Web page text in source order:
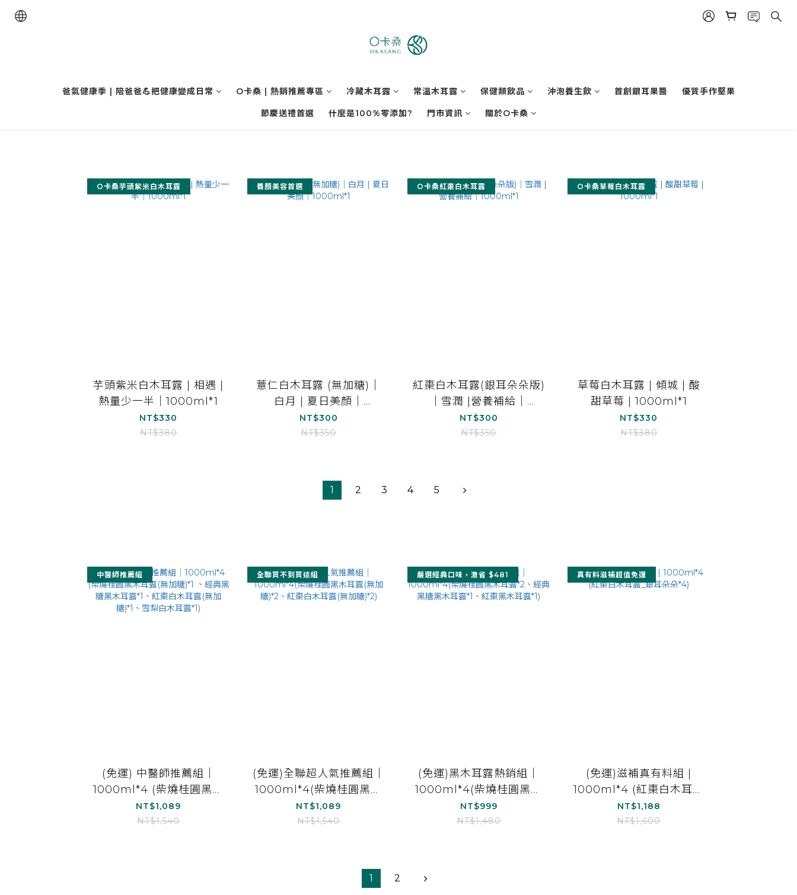
爸氣健康季 | 陪爸爸💪把健康變成日常 O卡桑 | 熱銷推薦專區 冷藏木耳露 常溫木耳露 保健類飲品 沖泡養生飲 首創銀耳果醬 優質手作堅果
節慶送禮首選 什麼是100%零添加? 門市資訊 關於O卡桑
O卡桑芋頭紫米白木耳露
芋頭紫米白木耳露 | 相遇 |
熱量少一半｜1000ml*1
NT$330
NT$380
養顏美容首選
薏仁白木耳露 (無加糖)｜
白月 | 夏日美顏｜
1000ml*1
NT$300
NT$350
O卡桑紅棗白木耳露
紅棗白木耳露(銀耳朵朵版)
｜雪潤 |營養補給｜
1000ml*1
NT$300
NT$350
O卡桑草莓白木耳露
草莓白木耳露 | 傾城 | 酸
甜草莓 | 1000ml*1
NT$330
NT$380
1 2 3 4 5
中醫師推薦組
(免運) 中醫師推薦組｜
1000ml*4 (柴燒桂圓黑木
耳露(無加糖)*1 、經典黑
糖黑木耳露*1、紅棗白木
NT$1,089
NT$1,540
全聯買不到買這組
(免運)全聯超人氣推薦組｜
1000ml*4(柴燒桂圓黑木
耳露(無加糖)*2、紅棗白木
耳露(無加糖)*2)
NT$1,089
NT$1,540
嚴選經典口味，激省 $481
(免運)黑木耳露熱銷組｜
1000ml*4(柴燒桂圓黑木
耳露*2、經典黑糖黑木耳
露*1、紅棗黑木耳露*1)
NT$999
NT$1,480
真有料滋補超值免運
(免運)滋補真有料組 |
1000ml*4 (紅棗白木耳露
_銀耳朵朵*4)
NT$1,188
NT$1,600
1 2